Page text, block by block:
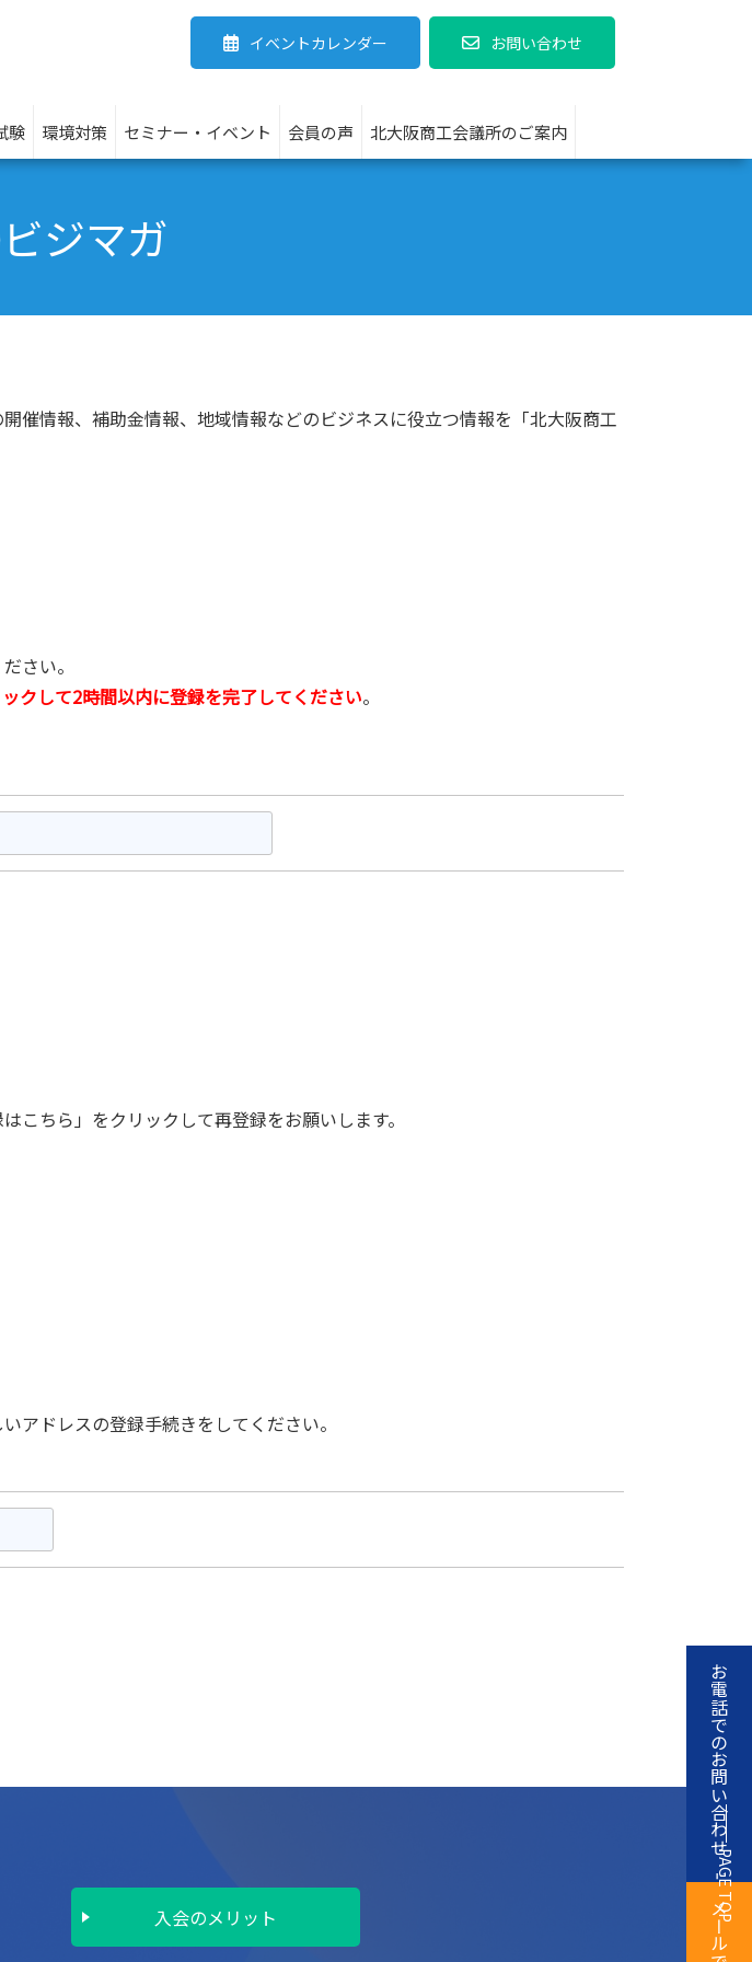
イベントカレンダー お問い合わせ
験 環境対策 セミナー・イベント 会員の声 北大阪商工会議所のご案内
入会のメリット
ジマガ
催情報、補助金情報、地域情報などのビジネスに役立つ情報を「北大阪商工
さい。
クして2時間以内に登録を完了してください。
こちら」をクリックして再登録をお願いします。
アドレスの登録手続きをしてください。
お電話でのお問い合わせ
お電話でのお問い合わせ
PAGE TOP
入会のメリット